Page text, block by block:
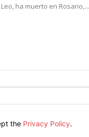
ha muerto en Rosario,...
the Privacy Policy.